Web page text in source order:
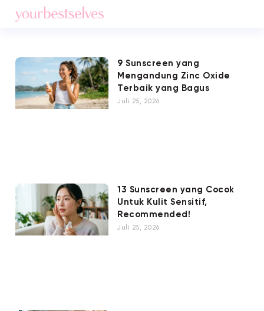
9 Sunscreen yang
Mengandung Zinc Oxide
Terbaik yang Bagus
Juli 25, 2026
13 Sunscreen yang Cocok
Untuk Kulit Sensitif,
Recommended!
Juli 25, 2026